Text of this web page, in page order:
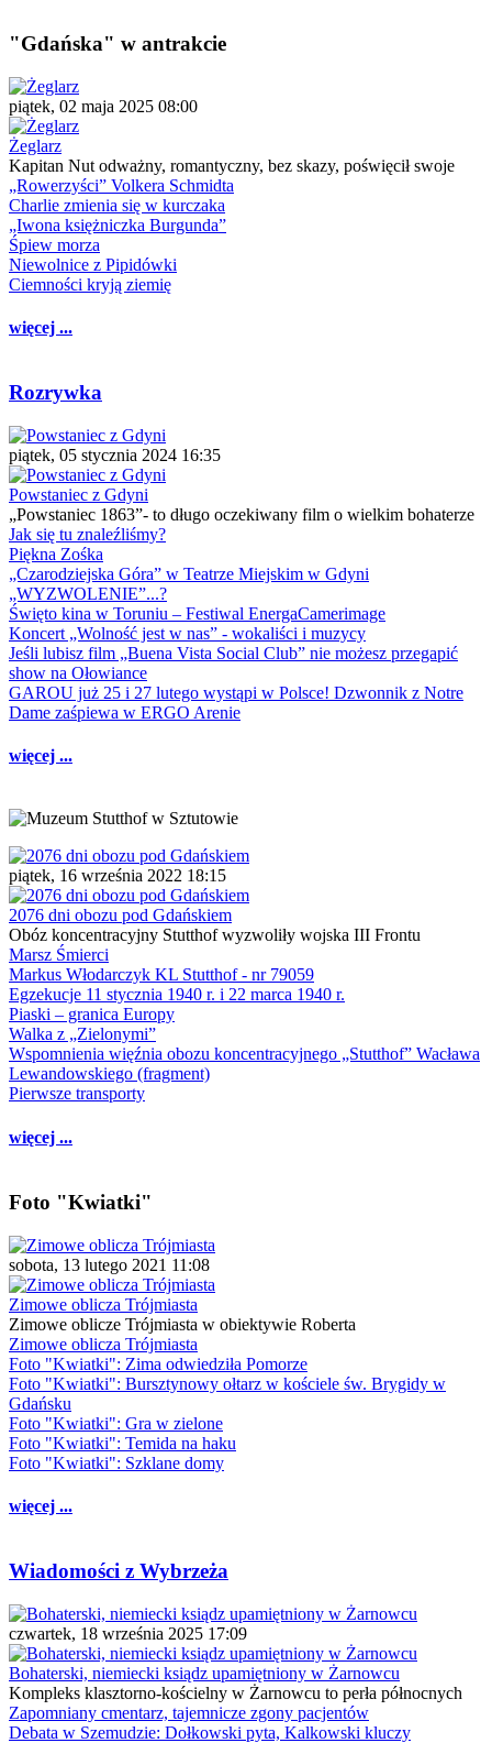
"Gdańska" w antrakcie
piątek, 02 maja 2025 08:00
Żeglarz
Kapitan Nut odważny, romantyczny, bez skazy, poświęcił swoje
„Rowerzyści” Volkera Schmidta
Charlie zmienia się w kurczaka
„Iwona księżniczka Burgunda”
Śpiew morza
Niewolnice z Pipidówki
Ciemności kryją ziemię
więcej ...
Rozrywka
piątek, 05 stycznia 2024 16:35
Powstaniec z Gdyni
„Powstaniec 1863”- to długo oczekiwany film o wielkim bohaterze
Jak się tu znaleźliśmy?
Piękna Zośka
„Czarodziejska Góra” w Teatrze Miejskim w Gdyni
„WYZWOLENIE”...?
Święto kina w Toruniu – Festiwal EnergaCamerimage
Koncert „Wolność jest w nas” - wokaliści i muzycy
Jeśli lubisz film „Buena Vista Social Club” nie możesz przegapić
show na Ołowiance
GAROU już 25 i 27 lutego wystąpi w Polsce! Dzwonnik z Notre
Dame zaśpiewa w ERGO Arenie
więcej ...
piątek, 16 września 2022 18:15
2076 dni obozu pod Gdańskiem
Obóz koncentracyjny Stutthof wyzwoliły wojska III Frontu
Marsz Śmierci
Markus Włodarczyk KL Stutthof - nr 79059
Egzekucje 11 stycznia 1940 r. i 22 marca 1940 r.
Piaski – granica Europy
Walka z „Zielonymi”
Wspomnienia więźnia obozu koncentracyjnego „Stutthof” Wacława
Lewandowskiego (fragment)
Pierwsze transporty
więcej ...
Foto "Kwiatki"
sobota, 13 lutego 2021 11:08
Zimowe oblicza Trójmiasta
Zimowe oblicze Trójmiasta w obiektywie Roberta
Zimowe oblicza Trójmiasta
Foto "Kwiatki": Zima odwiedziła Pomorze
Foto "Kwiatki": Bursztynowy ołtarz w kościele św. Brygidy w
Gdańsku
Foto "Kwiatki": Gra w zielone
Foto "Kwiatki": Temida na haku
Foto "Kwiatki": Szklane domy
więcej ...
Wiadomości z Wybrzeża
czwartek, 18 września 2025 17:09
Bohaterski, niemiecki ksiądz upamiętniony w Żarnowcu
Kompleks klasztorno-kościelny w Żarnowcu to perła północnych
Zapomniany cmentarz, tajemnicze zgony pacjentów
Debata w Szemudzie: Dołkowski pyta, Kalkowski kluczy